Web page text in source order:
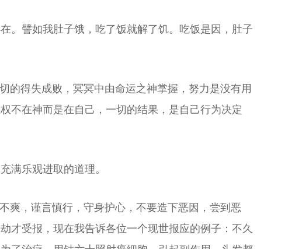
。譬如我肚子饿，吃了饭就解了饥。吃饭是因，肚子
的得失成败，冥冥中由命运之神掌握，努力是没有用
不在神而是在自己，一切的结果，是自己行为决定
满乐观进取的道理。
爽，谨言慎行，守身护心，不要造下恶因，尝到恶
才受报，现在我告诉各位一个现世报应的例子：不久